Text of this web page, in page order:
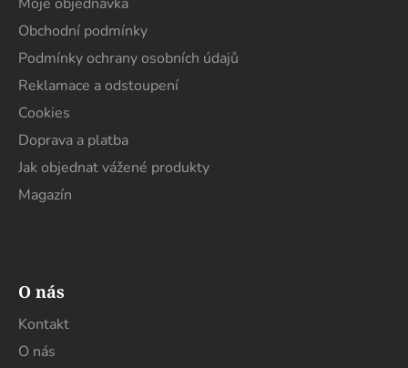
Obchodní podmínky
Podmínky ochrany osobních údajů
Reklamace a odstoupení
Cookies
Doprava a platba
Jak objednat vážené produkty
Magazín
O nás
Kontakt
O nás